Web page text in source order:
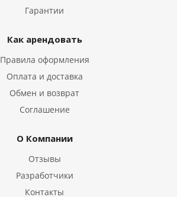
Гарантии
Как арендовать
Правила оформления
Оплата и доставка
Обмен и возврат
Соглашение
О Компании
Отзывы
Разработчики
Контакты